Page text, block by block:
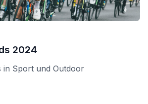
2024
in Sport und Outdoor